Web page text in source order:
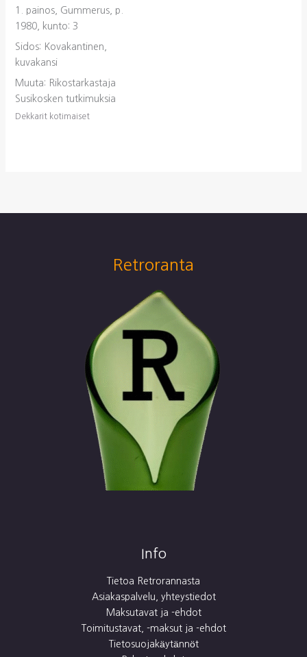
1. painos, Gummerus, p.
1980, kunto: 3
Sidos: Kovakantinen,
kuvakansi
Muuta: Rikostarkastaja
Susikosken tutkimuksia
Dekkarit kotimaiset
Retroranta
Info
Tietoa Retrorannasta
Asiakaspalvelu, yhteystiedot
Maksutavat ja -ehdot
Toimitustavat, -maksut ja -ehdot
Tietosuojakäytännöt